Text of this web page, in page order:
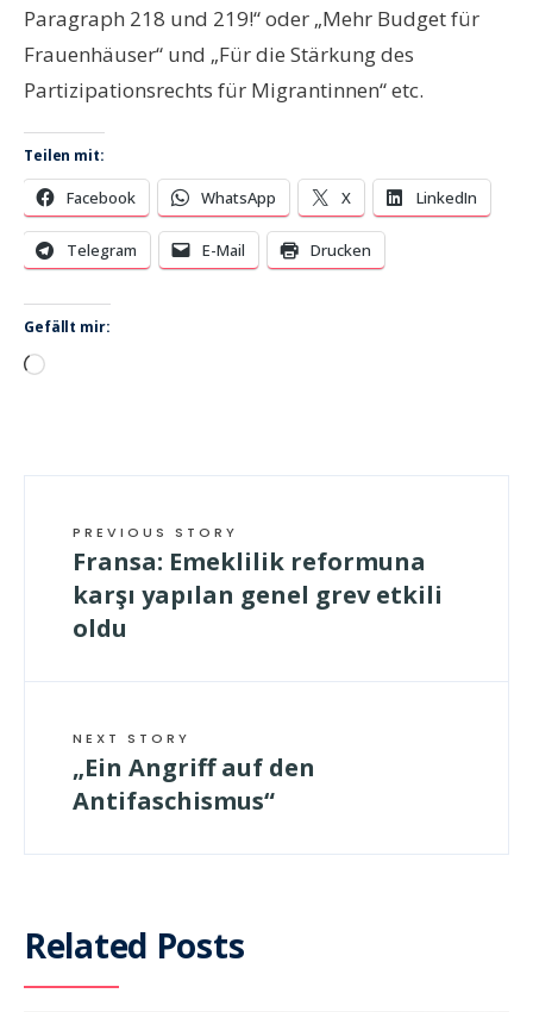
Paragraph 218 und 219!“ oder „Mehr Budget für
Frauenhäuser“ und „Für die Stärkung des
Partizipationsrechts für Migrantinnen“ etc.
Teilen mit:
Facebook WhatsApp X LinkedIn
Telegram E-Mail Drucken
Gefällt mir:
Wird
PREVIOUS STORY
Fransa: Emeklilik reformuna
karşı yapılan genel grev etkili
oldu
NEXT STORY
„Ein Angriff auf den
Antifaschismus“
Related Posts